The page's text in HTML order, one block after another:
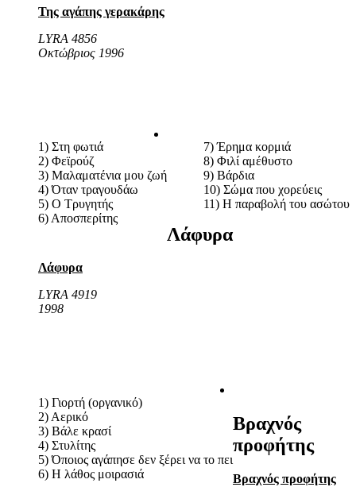
Της αγάπης γερακάρης
LYRA 4856
Οκτώβριος 1996
1) Στη φωτιά
2) Φεϊρούζ
3) Μαλαματένια μου ζωή
4) Όταν τραγουδάω
5) Ο Τρυγητής
6) Αποσπερίτης
7) Έρημα κορμιά
8) Φιλί αμέθυστο
9) Βάρδια
10) Σώμα που χορεύεις
11) Η παραβολή του ασώτου
Λάφυρα
Λάφυρα
LYRA 4919
1998
1) Γιορτή (οργανικό)
2) Αερικό
3) Βάλε κρασί
4) Στυλίτης
5) Όποιος αγάπησε δεν ξέρει να το πει
6) Η λάθος μοιρασιά
Βραχνός
προφήτης
Βραχνός προφήτης